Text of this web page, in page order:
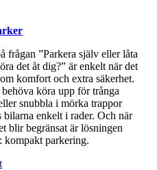
frågan ”Parkera själv eller låta
det åt dig?” är enkelt när det
komfort och extra säkerhet.
köra upp för trånga
snubbla i mörka trappor
bilarna enkelt i rader. Och när
blir begränsat är lösningen
kompakt parkering.